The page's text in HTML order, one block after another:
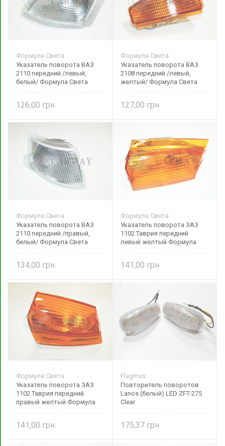
Формула Света
Указатель поворота ВАЗ
2110 передний /левый,
белый/ Формула Света
126,00
Формула Света
Указатель поворота ВАЗ
2108 передний /левый,
желтый/ Формула Света
127,00
Формула Света
Указатель поворота ВАЗ
2110 передний /правый,
белый/ Формула Света
134,00
Формула Света
Указатель поворота ЗАЗ
1102 Таврия передний
левый желтый Формула
141,00
Формула Света
Указатель поворота ЗАЗ
1102 Таврия передний
правый желтый Формула
141,00
Flagmus
Повторитель поворотов
Lanos (белый) LED ZFT-275
Clear
175,37